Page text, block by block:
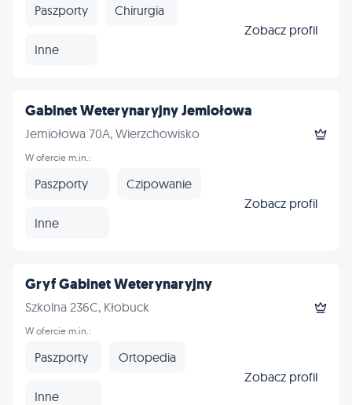
Paszporty Chirurgia
Inne
Zobacz profil
Gabinet Weterynaryjny Jemiołowa
Jemiołowa 70A, Wierzchowisko
W ofercie m.in.:
Paszporty Czipowanie
Inne
Zobacz profil
Gryf Gabinet Weterynaryjny
Szkolna 236C, Kłobuck
W ofercie m.in.:
Paszporty Ortopedia
Inne
Zobacz profil